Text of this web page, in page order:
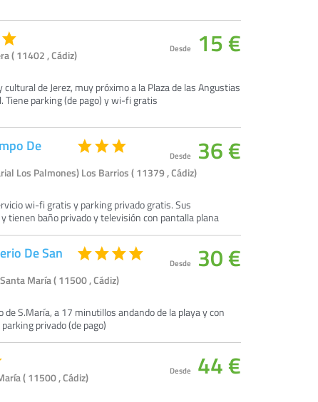
( 11402 , Cádiz)
de Jerez, muy próximo a la Plaza de las Angustias
Tiene parking (de pago) y wi-fi gratis
Desde 15 €
De
Los Palmones) Los Barrios ( 11379 , Cádiz)
wi-fi gratis y parking privado gratis. Sus
tienen baño privado y televisión con pantalla plana
Desde 36 €
De San
María ( 11500 , Cádiz)
S.María, a 17 minutillos andando de la playa y con
privado (de pago)
Desde 30 €
( 11500 , Cádiz)
Desde 44 €